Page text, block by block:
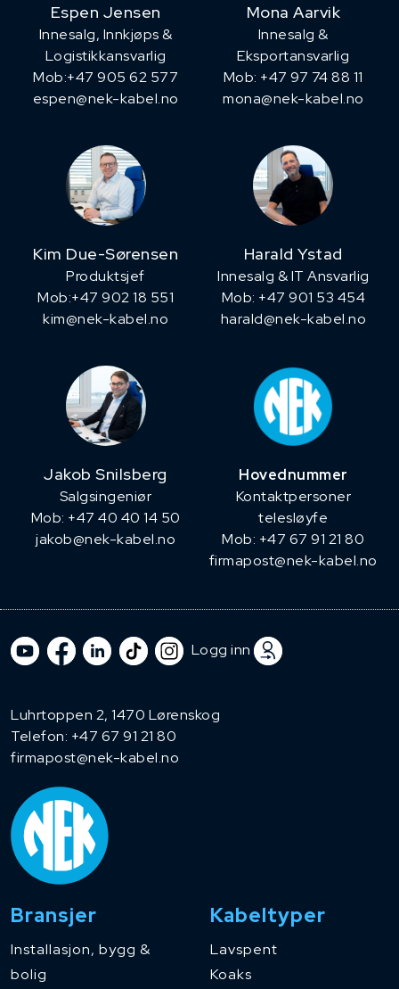
Espen Jensen
Innesalg, ​Innkjøps &
Logistikkansvarlig
Mob:+47 905 62 577
espen@nek-kabel.no
Mona Aarvik
Innesalg &
Eksportansvarlig
Mob: +47 97 74 88 11
mona@nek-kabel.no
Kim Due-Sørensen
Produktsjef
​Mob:+47 902 18 551
kim@nek-kabel.no
Harald Ystad
Innesalg & IT Ansvarlig
Mob: +47 901 53 454
harald@nek-kabel.no
Jakob Snilsberg
​Salgsingeniør
Mob: +47 40 40 14 50
jakob@nek-kabel.no
Hovednummer
Kontaktpersoner
telesløyfe
Mob: +47 67 91 21 80
firmapost@nek-kabel.no
Logg inn
Luhrtoppen 2, 1470 Lørenskog
Telefon: +47 67 91 21 80
firmapost@nek-kabel.no
Bransjer
Installasjon, bygg &
bolig
Kabeltyper
Lavspent
Koaks